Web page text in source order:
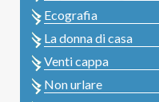
Ecografia
La donna di casa
Venti cappa
Non urlare